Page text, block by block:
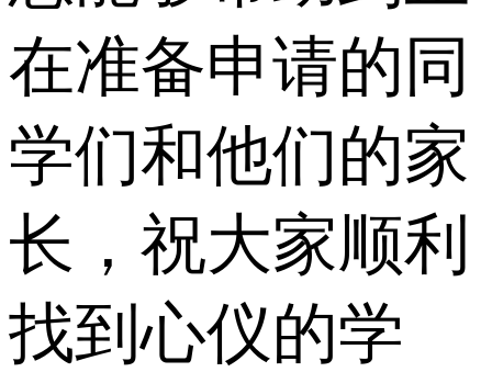
在准备申请的同
学们和他们的家
长，祝大家顺利
找到心仪的学